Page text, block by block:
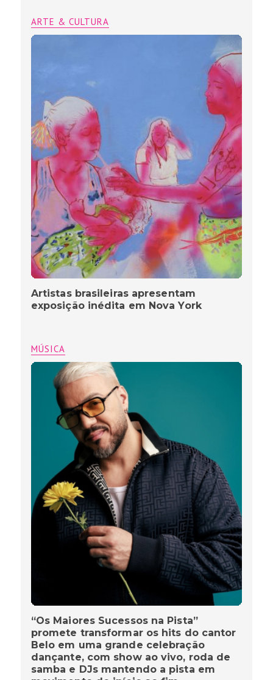
ARTE & CULTURA
Artistas brasileiras apresentam
exposição inédita em Nova York
MÚSICA
“Os Maiores Sucessos na Pista”
promete transformar os hits do cantor
Belo em uma grande celebração
dançante, com show ao vivo, roda de
samba e DJs mantendo a pista em